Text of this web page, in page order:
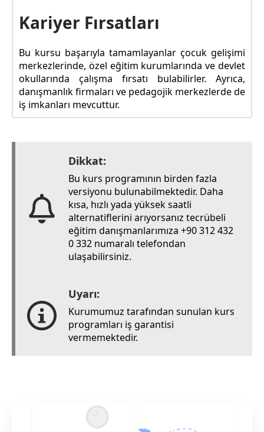
Kariyer Fırsatları
Bu kursu başarıyla tamamlayanlar çocuk gelişimi
merkezlerinde, özel eğitim kurumlarında ve devlet
okullarında çalışma fırsatı bulabilirler. Ayrıca,
danışmanlık firmaları ve pedagojik merkezlerde de
iş imkanları mevcuttur.
Dikkat:
Bu kurs programının birden fazla
versiyonu bulunabilmektedir. Daha
kısa, hızlı yada yüksek saatli
alternatiflerini arıyorsanız tecrübeli
eğitim danışmanlarımıza +90 312 432
0 332 numaralı telefondan
ulaşabilirsiniz.
Uyarı:
Kurumumuz tarafından sunulan kurs
programları iş garantisi
vermemektedir.